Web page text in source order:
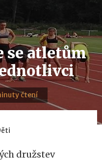
se atletům
čtení
družstev